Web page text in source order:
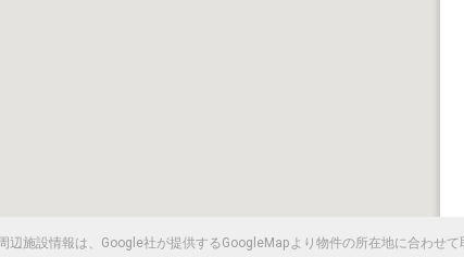
辺施設情報は、Google社が提供するGoogleMapより物件の所在地に合わせ